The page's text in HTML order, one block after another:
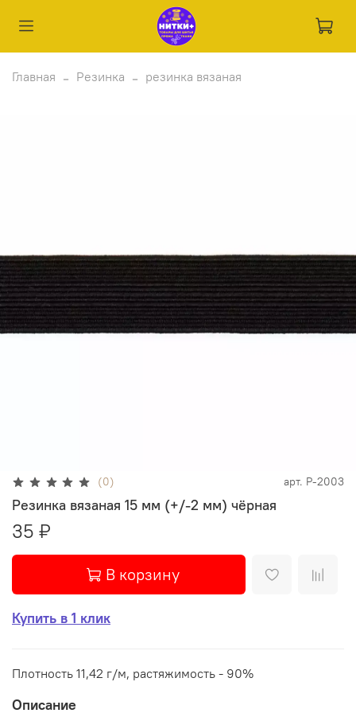
Главная Резинка резинка вязаная
(0) арт. Р-2003
Резинка вязаная 15 мм (+/-2 мм) чёрная
35 ₽
В корзину
Купить в 1 клик
Плотность 11,42 г/м, растяжимость - 90%
Описание